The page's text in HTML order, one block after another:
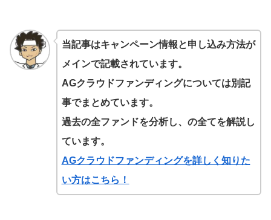
当記事はキャンペーン情報と申し込み方法が
メインで記載されています。
AGクラウドファンディングについては別記
事でまとめています。
過去の全ファンドを分析し、の全てを解説し
ています。
AGクラウドファンディングを詳しく知りた
い方はこちら！